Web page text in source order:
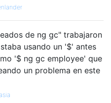
de ng gc" trabajaron
usando un '$' antes
'$ ng gc employee' que
un problema en este